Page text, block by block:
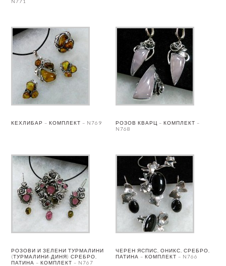
КЕХЛИБАР – КОМПЛЕКТ – N769
РОЗОВ КВАРЦ – КОМПЛЕКТ –
N768
РОЗОВИ И ЗЕЛЕНИ ТУРМАЛИНИ
(ТУРМАЛИНИ-ДИНЯ) СРЕБРО,
ПАТИНА – КОМПЛЕКТ – N767
ЧЕРЕН ЯСПИС, ОНИКС, СРЕБРО,
ПАТИНА – КОМПЛЕКТ – N766